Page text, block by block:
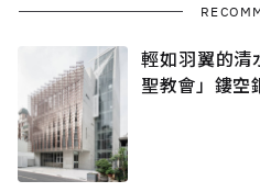
輕如羽翼的清
聖教會」鏤空